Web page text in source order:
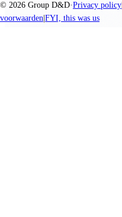
© 2026 Group D&D·Privacy policy
voorwaarden FYI, this was us